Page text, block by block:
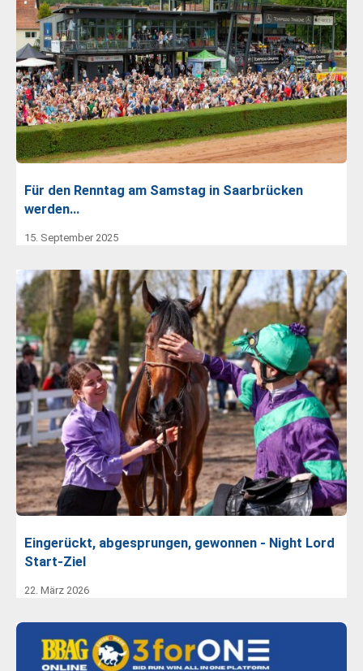
Für den Renntag am Samstag in Saarbrücken
werden…
15. September 2025
Eingerückt, abgesprungen, gewonnen - Night Lord
Start-Ziel
22. März 2026